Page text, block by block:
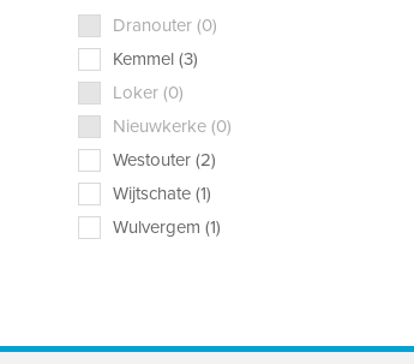
Dranouter (0)
Kemmel (3)
Loker (0)
Nieuwkerke (0)
Westouter (2)
Wijtschate (1)
Wulvergem (1)